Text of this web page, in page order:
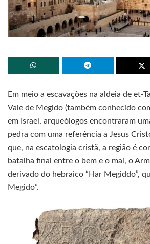
Em meio a escavações na aldeia de et-
Vale de Megido (também conhecido
em Israel, arqueólogos encontraram
pedra com uma referência a Jesus
que, na escatologia cristã, a região é
batalha final entre o bem e o mal, o
derivado do hebraico “Har Megiddo”,
Megido”.